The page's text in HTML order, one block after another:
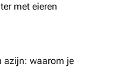
met eieren
azijn: waarom je